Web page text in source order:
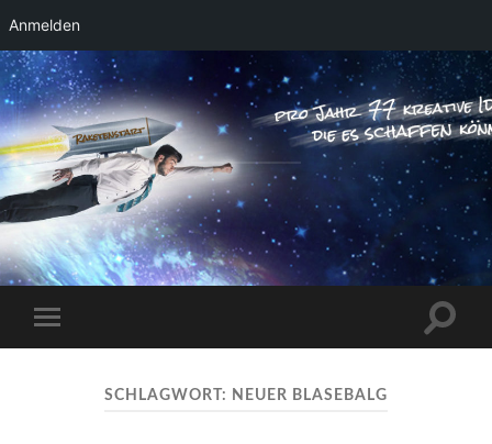
Anmelden
RAKETENSTART
Pro Jahr 77 kreative Ideen, die es schaffen
können ...
Menü
SCHLAGWORT: NEUER BLASEBALG